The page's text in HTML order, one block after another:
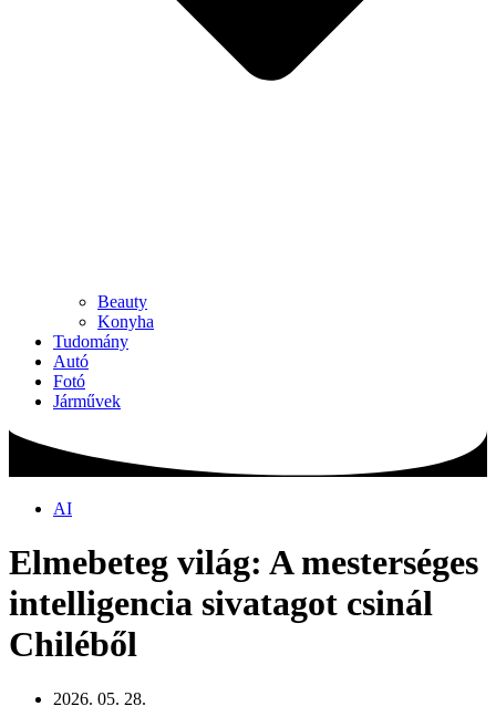
Beauty
Konyha
Tudomány
Autó
Fotó
Járművek
AI
Elmebeteg világ: A mesterséges
intelligencia sivatagot csinál
Chiléből
2026. 05. 28.